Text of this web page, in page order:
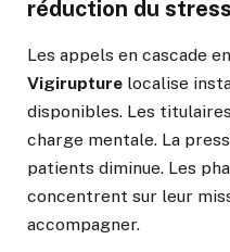
réduction du stress
Les appels en cascade
Vigirupture localise
disponibles. Les
charge mentale. La
patients diminue. Les
concentrent sur leur
accompagner.